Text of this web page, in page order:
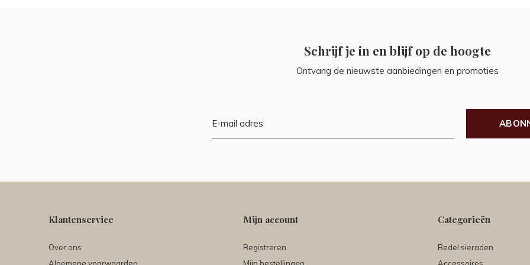
Schrijf je in en blijf op de hoogte
Ontvang de nieuwste aanbiedingen en promoties
Klantenservice
Over ons
Mijn account
Registreren
Categorieën
Bedel sieraden